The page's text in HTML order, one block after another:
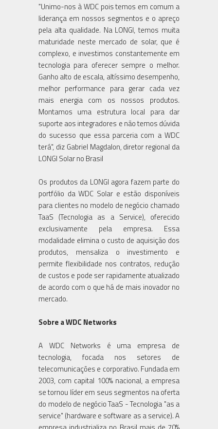
"Unimo-nos à WDC pois temos em comum a
liderança em nossos segmentos e o apreço
pela alta qualidade. Na LONGI, temos muita
maturidade neste mercado de solar, que é
complexo, e investimos constantemente em
tecnologia para oferecer sempre o melhor.
Ganho alto de escala, altíssimo desempenho,
melhor performance para gerar cada vez
mais energia com os nossos produtos.
Montamos uma estrutura local para dar
suporte aos integradores e não temos dúvida
do sucesso que essa parceria com a WDC
terá", diz Gabriel Magdalon, diretor regional da
LONGI Solar no Brasil
Os produtos da LONGI agora fazem parte do
portfólio da WDC Solar e estão disponíveis
para clientes no modelo de negócio chamado
TaaS (Tecnologia as a Service), oferecido
exclusivamente pela empresa. Essa
modalidade elimina o custo de aquisição dos
produtos, mensaliza o investimento e
permite flexibilidade nos contratos, redução
de custos e pode ser rapidamente atualizado
de acordo com o que há de mais inovador no
mercado.
Sobre a WDC Networks
A WDC Networks é uma empresa de
tecnologia, focada nos setores de
telecomunicações e corporativo. Fundada em
2003, com capital 100% nacional, a empresa
se tornou líder em seus segmentos na oferta
do modelo de negócio TaaS - Tecnologia "as a
service" (hardware e software as a service). A